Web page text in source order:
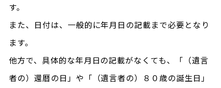
す。
また、日付は、一般的に年月日の記載まで必要となり
ます。
他方で、具体的な年月日の記載がなくても、「（遺言
者の）還暦の日」や「（遺言者の）８０歳の誕生日」